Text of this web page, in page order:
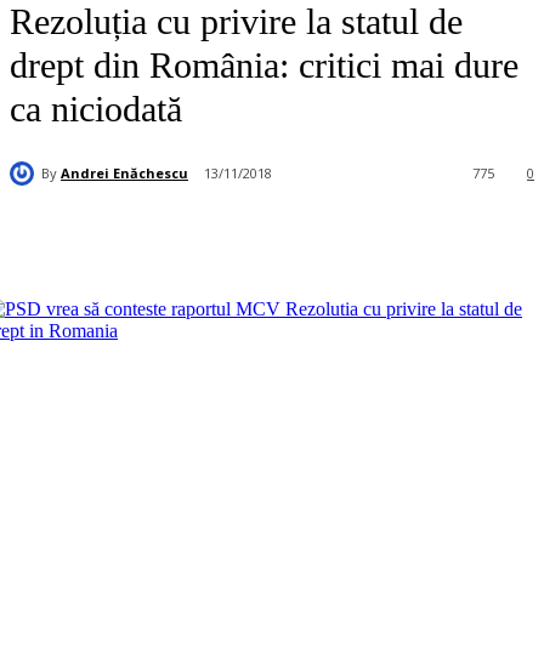
Rezoluția cu privire la statul de
drept din România: critici mai dure
ca niciodată
By Andrei Enăchescu 13/11/2018 0
775